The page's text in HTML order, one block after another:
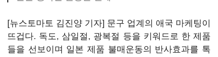
[뉴스토마토 김진양 기자] 문구 업계의 애국 마케팅이
뜨겁다. 독도, 삼일절, 광복절 등을 키워드로 한 제품
들을 선보이며 일본 제품 불매운동의 반사효과를 톡